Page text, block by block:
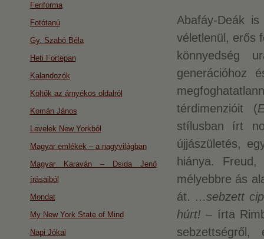
Abafáy-Deák
véletlenül, erős
könnyedség
generációhoz
térdimenzióit (
stílusban írt
újjászületés,
hiánya.
mélyebbre ás
át. …sebzett
húrt! – írta
Feriforma
Fotótanú
Gy. Szabó Béla
Heti Fortepan
Kalandozók
Költők az árnyékos oldalról
Komán János
Levelek New Yorkból
Magyar emlékek – a nagyvilágban
Magyar Karaván – Dsida Jenő
írásaiból
Mondat
My New York State of Mind
Napi Jókai